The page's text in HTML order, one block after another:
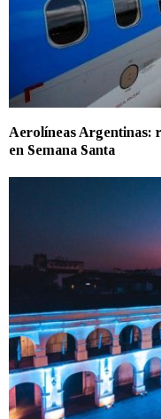
Aerolíneas Argentinas:
en Semana Santa